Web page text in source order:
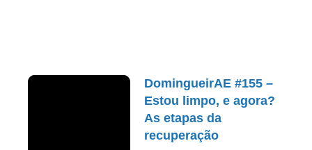
DomingueirAE #155 –
Estou limpo, e agora?
As etapas da
recuperação